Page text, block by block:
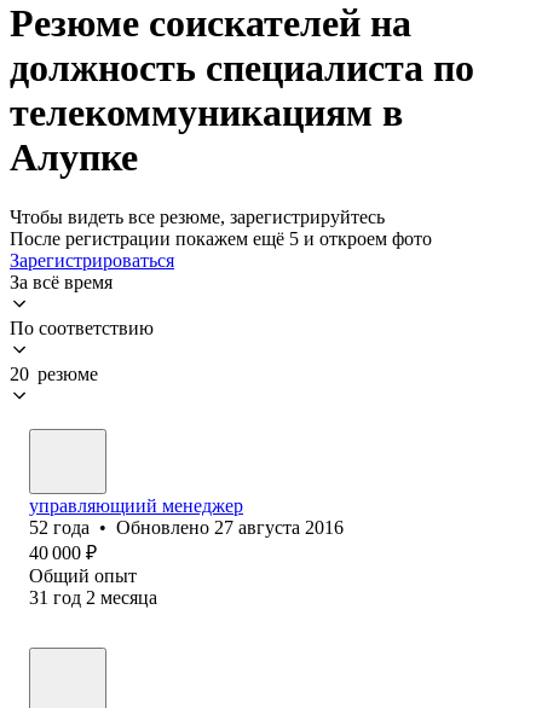
Резюме соискателей на
должность специалиста по
телекоммуникациям в
Алупке
Чтобы видеть все резюме, зарегистрируйтесь
После регистрации покажем ещё 5 и откроем фото
Зарегистрироваться
За всё время
По соответствию
20 резюме
управляющиий менеджер
52 года • Обновлено 27 августа 2016
40 000 ₽
Общий опыт
31 год 2 месяца